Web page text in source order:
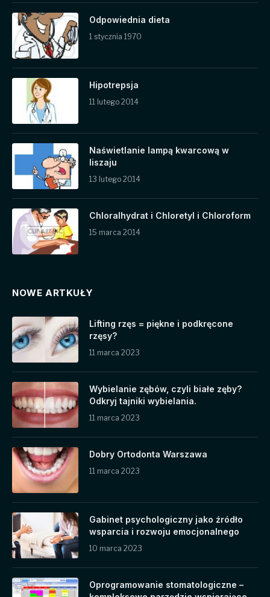
Odpowiednia dieta
1 stycznia 1970
Hipotrepsja
11 lutego 2014
Naświetlanie lampą kwarcową w
liszaju
13 lutego 2014
Chloralhydrat i Chloretyl i Chloroform
15 marca 2014
NOWE ARTKUŁY
Lifting rzęs = piękne i podkręcone
rzęsy?
11 marca 2023
Wybielanie zębów, czyli białe zęby?
Odkryj tajniki wybielania.
11 marca 2023
Dobry Ortodonta Warszawa
11 marca 2023
Gabinet psychologiczny jako źródło
wsparcia i rozwoju emocjonalnego
10 marca 2023
Oprogramowanie stomatologiczne –